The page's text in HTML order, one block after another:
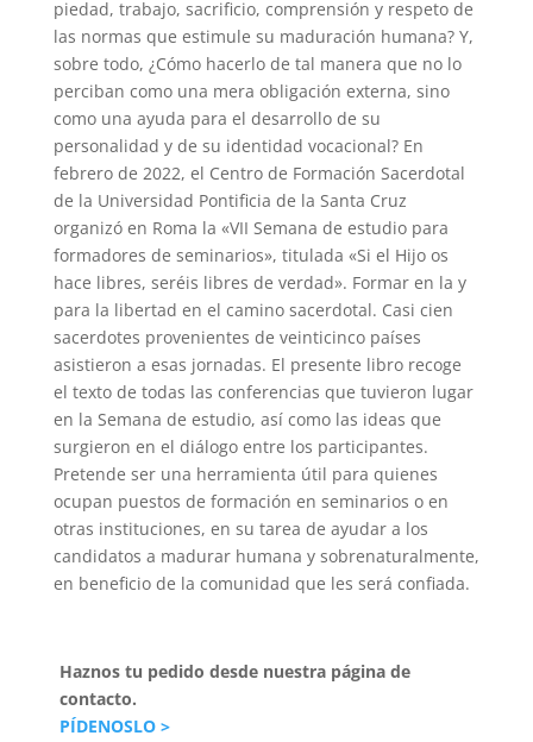
piedad, trabajo, sacrificio, comprensión y respeto de
las normas que estimule su maduración humana? Y,
sobre todo, ¿Cómo hacerlo de tal manera que no lo
perciban como una mera obligación externa, sino
como una ayuda para el desarrollo de su
personalidad y de su identidad vocacional? En
febrero de 2022, el Centro de Formación Sacerdotal
de la Universidad Pontificia de la Santa Cruz
organizó en Roma la «VII Semana de estudio para
formadores de seminarios», titulada «Si el Hijo os
hace libres, seréis libres de verdad». Formar en la y
para la libertad en el camino sacerdotal. Casi cien
sacerdotes provenientes de veinticinco países
asistieron a esas jornadas. El presente libro recoge
el texto de todas las conferencias que tuvieron lugar
en la Semana de estudio, así como las ideas que
surgieron en el diálogo entre los participantes.
Pretende ser una herramienta útil para quienes
ocupan puestos de formación en seminarios o en
otras instituciones, en su tarea de ayudar a los
candidatos a madurar humana y sobrenaturalmente,
en beneficio de la comunidad que les será confiada.
Haznos tu pedido desde nuestra página de
contacto.
PÍDENOSLO >